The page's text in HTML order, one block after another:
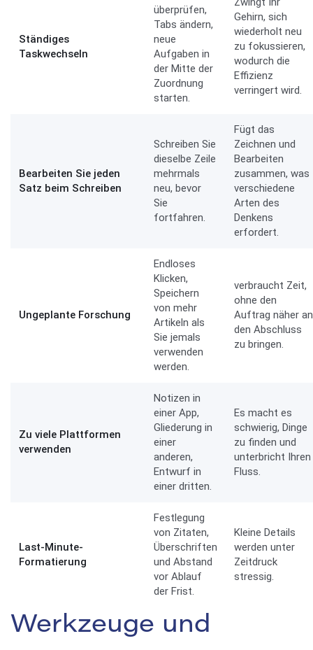
Ständiges
Taskwechseln
überprüfen,
Tabs ändern,
neue
Aufgaben in
der Mitte der
Zuordnung
starten.
Gehirn, sich
wiederholt neu
zu fokussieren,
wodurch die
Effizienz
verringert wird.
Bearbeiten Sie jeden
Satz beim Schreiben
Schreiben Sie
dieselbe Zeile
mehrmals
neu, bevor
Sie
fortfahren.
Fügt das
Zeichnen und
Bearbeiten
zusammen, was
verschiedene
Arten des
Denkens
erfordert.
Ungeplante Forschung
Endloses
Klicken,
Speichern
von mehr
Artikeln als
Sie jemals
verwenden
werden.
verbraucht Zeit,
ohne den
Auftrag näher an
den Abschluss
zu bringen.
Zu viele Plattformen
verwenden
Notizen in
einer App,
Gliederung in
einer
anderen,
Entwurf in
einer dritten.
Es macht es
schwierig, Dinge
zu finden und
unterbricht Ihren
Fluss.
Last-Minute-
Formatierung
Festlegung
von Zitaten,
Überschriften
und Abstand
vor Ablauf
der Frist.
Kleine Details
werden unter
Zeitdruck
stressig.
Werkzeuge und